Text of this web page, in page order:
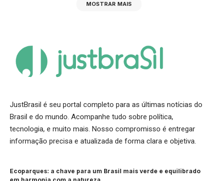
MOSTRAR MAIS
JustBrasil é seu portal completo para as últimas notícias do
Brasil e do mundo. Acompanhe tudo sobre política,
tecnologia, e muito mais. Nosso compromisso é entregar
informação precisa e atualizada de forma clara e objetiva.
Ecoparques: a chave para um Brasil mais verde e equilibrado